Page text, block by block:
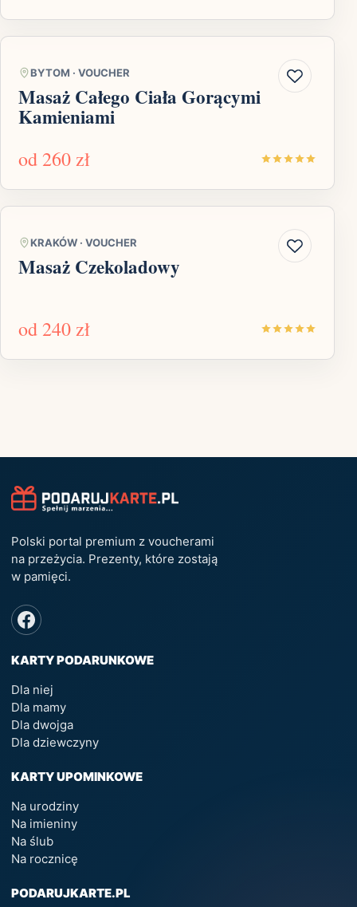
BYTOM · VOUCHER
Masaż Całego Ciała Gorącymi
Kamieniami
od 260 zł
KRAKÓW · VOUCHER
Masaż Czekoladowy
od 240 zł
Polski portal premium z voucherami
na przeżycia. Prezenty, które zostają
w pamięci.
KARTY PODARUNKOWE
Dla niej
Dla mamy
Dla dwojga
Dla dziewczyny
KARTY UPOMINKOWE
Na urodziny
Na imieniny
Na ślub
Na rocznicę
PODARUJKARTE.PL